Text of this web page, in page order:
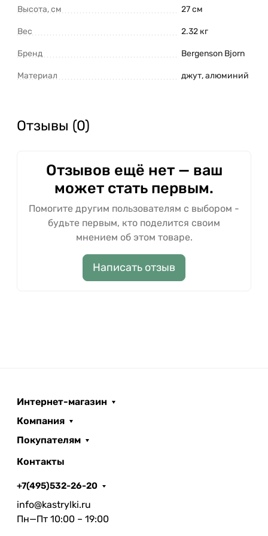
питания.
Высота, см 27 см
Вес 2.32 кг
Бренд Bergenson Bjorn
Материал джут, алюминий
Отзывы (0)
Отзывов ещё нет — ваш
может стать первым.
Помогите другим пользователям с выбором -
будьте первым, кто поделится своим
мнением об этом товаре.
Написать отзыв
Интернет-магазин
Компания
Покупателям
Контакты
+7(495)532-26-20
info@kastrylki.ru
Пн—Пт 10:00 – 19:00